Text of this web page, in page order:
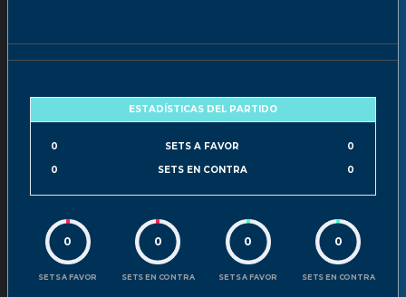
ESTADÍSTICAS DEL PARTIDO
0 SETS A FAVOR
0
0
SETS EN CONTRA 0
0
SETS A FAVOR
0
SETS EN CONTRA
0
SETS A FAVOR
0
SETS EN CONTRA